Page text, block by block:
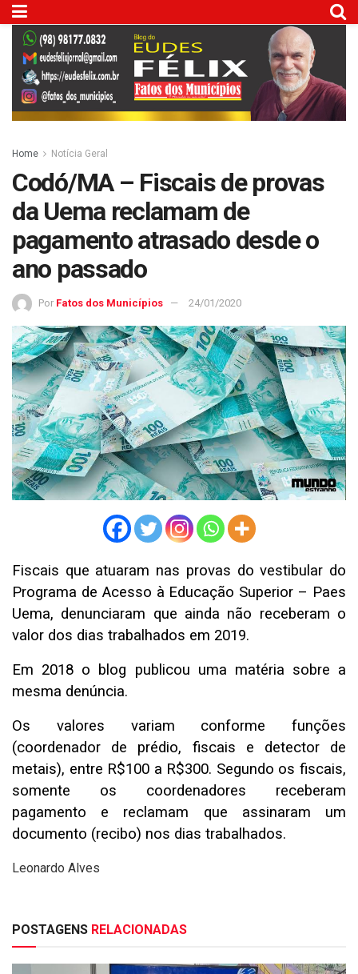
Home Notícia Geral
Codó/MA – Fiscais de provas
da Uema reclamam de
pagamento atrasado desde o
ano passado
Por Fatos dos Municípios 24/01/2020
Fiscais que atuaram nas provas do vestibular do
Programa de Acesso à Educação Superior – Paes
Uema, denunciaram que ainda não receberam o
valor dos dias trabalhados em 2019.
Em 2018 o blog publicou uma matéria sobre a
mesma denúncia.
Os valores variam conforme funções
(coordenador de prédio, fiscais e detector de
metais), entre R$100 a R$300. Segundo os fiscais,
somente os coordenadores receberam
pagamento e reclamam que assinaram um
documento (recibo) nos dias trabalhados.
Leonardo Alves
POSTAGENS RELACIONADAS